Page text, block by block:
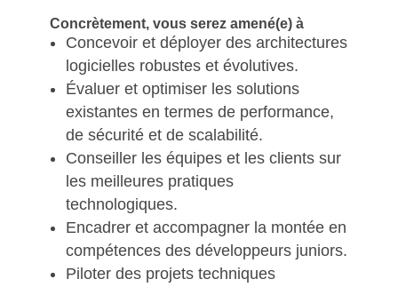
Concrètement, vous serez amené(e) à
Concevoir et déployer des architectures
logicielles robustes et évolutives.
Évaluer et optimiser les solutions
existantes en termes de performance,
de sécurité et de scalabilité.
Conseiller les équipes et les clients sur
les meilleures pratiques
technologiques.
Encadrer et accompagner la montée en
compétences des développeurs juniors.
Piloter des projets techniques